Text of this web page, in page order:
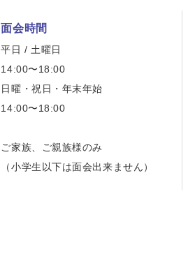
面会時間
平日 / 土曜日
14:00〜18:00
日曜・祝日・年末年始
14:00〜18:00
ご家族、ご親族様のみ
（小学生以下は面会出来ません）